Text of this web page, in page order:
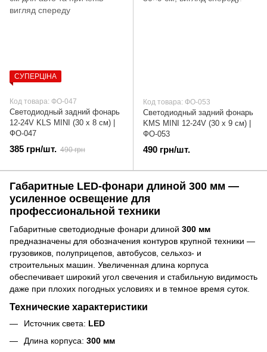
СУПЕРЦІНА
Код товара: ФО-047
Светодиодный задний фонарь
12-24V KLS MINI (30 х 8 см) |
ФО-047
385 грн/шт. 490 грн
Код товара: ФО-053
Светодиодный задний фонарь
KMS MINI 12-24V (30 х 9 см) |
ФО-053
490 грн/шт.
Габаритные LED-фонари длиной 300 мм —
усиленное освещение для
профессиональной техники
Габаритные светодиодные фонари длиной 300 мм
предназначены для обозначения контуров крупной техники —
грузовиков, полуприцепов, автобусов, сельхоз- и
строительных машин. Увеличенная длина корпуса
обеспечивает широкий угол свечения и стабильную видимость
даже при плохих погодных условиях и в темное время суток.
Технические характеристики
Источник света: LED
Длина корпуса: 300 мм